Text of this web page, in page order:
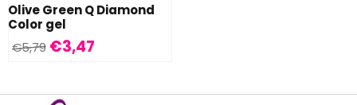
Olive Green Q Diamond
Color gel
€5,79 €3,47